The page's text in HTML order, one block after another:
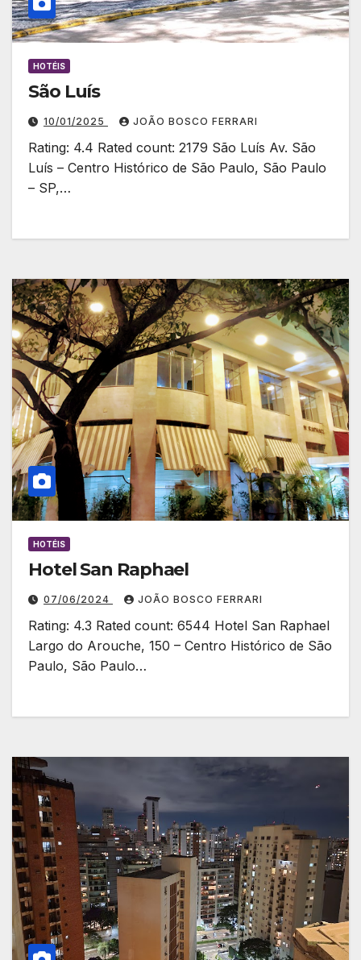
HOTÉIS
São Luís
10/01/2025 JOÃO BOSCO FERRARI
Rating: 4.4 Rated count: 2179 São Luís Av. São
Luís – Centro Histórico de São Paulo, São Paulo
– SP,…
HOTÉIS
Hotel San Raphael
07/06/2024 JOÃO BOSCO FERRARI
Rating: 4.3 Rated count: 6544 Hotel San Raphael
Largo do Arouche, 150 – Centro Histórico de São
Paulo, São Paulo…